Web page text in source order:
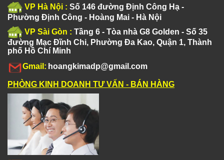
VP Hà Nội : Số 146 đường Định Công Hạ -
Phường Định Công - Hoàng Mai - Hà Nội
VP Sài Gòn : Tầng 6 - Tòa nhà G8 Golden - Số 35
đường Mạc Đĩnh Chi, Phường Đa Kao, Quận 1, Thành
phố Hồ Chí Minh
Gmail: hoangkimadp@gmail.com
PHÒNG KINH DOANH TƯ VẤN - BÁN HÀNG